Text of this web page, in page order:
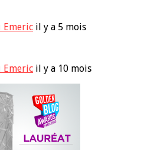
Emeric il y a 5 mois
Emeric il y a 10 mois